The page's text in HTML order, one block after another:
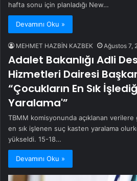
hafta sonu için planladığı New…
Devamını Oku »
MEHMET HAZBİN KAZBEK Ağustos 7,
Adalet Bakanlığı Adli
Hizmetleri Dairesi
“Çocukların En Sık
Yaralama'”
TBMM komisyonunda açıklanan
en sık işlenen suç kasten yaralama
yükseldi. 15-18…
Devamını Oku »